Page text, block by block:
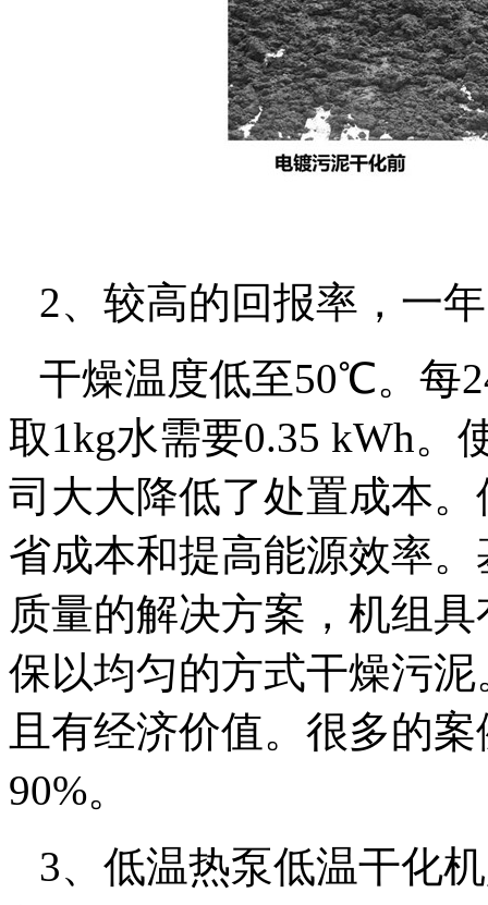
2、较高的回报率，一
干燥温度低至50℃。每
取1kg水需要0.35 kWh。
司大大降低了处置成本
省成本和提高能源效率
质量的解决方案，机组
保以均匀的方式干燥污
且有经济价值。很多的
90%。
3、低温热泵低温干化